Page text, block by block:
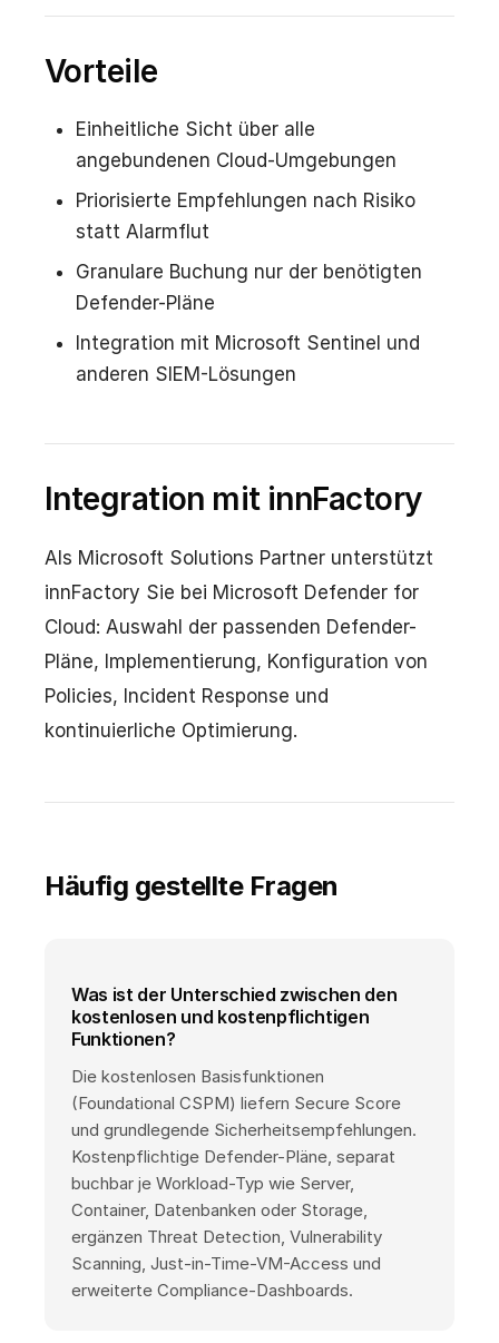
Vorteile
Einheitliche Sicht über alle
angebundenen Cloud-Umgebungen
Priorisierte Empfehlungen nach Risiko
statt Alarmflut
Granulare Buchung nur der benötigten
Defender-Pläne
Integration mit Microsoft Sentinel und
anderen SIEM-Lösungen
Integration mit innFactory
Als Microsoft Solutions Partner unterstützt
innFactory Sie bei Microsoft Defender for
Cloud: Auswahl der passenden Defender-
Pläne, Implementierung, Konfiguration von
Policies, Incident Response und
kontinuierliche Optimierung.
Häufig gestellte Fragen
Was ist der Unterschied zwischen den
kostenlosen und kostenpflichtigen
Funktionen?
Die kostenlosen Basisfunktionen
(Foundational CSPM) liefern Secure Score
und grundlegende Sicherheitsempfehlungen.
Kostenpflichtige Defender-Pläne, separat
buchbar je Workload-Typ wie Server,
Container, Datenbanken oder Storage,
ergänzen Threat Detection, Vulnerability
Scanning, Just-in-Time-VM-Access und
erweiterte Compliance-Dashboards.